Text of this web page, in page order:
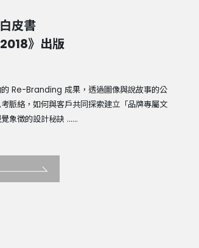
皮書
》出版
Re-Branding 成果，透過圖像與說故事的公
脈絡，如何與客戶共同探索建立「品牌專屬文
象徵的設計秘訣 ......